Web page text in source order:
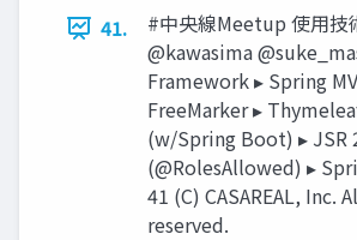
41.
#中央線Meetup 使⽤技
@kawasima
Framework ▸ Spring
FreeMarker ▸
(w/Spring Boot) ▸ JSR
(@RolesAllowed) ▸
41 (C) CASAREAL, Inc.
reserved.